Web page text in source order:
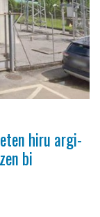
hiru argi-
bi